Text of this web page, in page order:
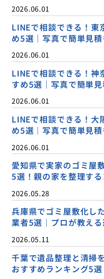
2026.06.01
LINEで相談できる！東
め5選｜写真で簡単見積
2026.06.01
LINEで相談できる！神
すめ5選｜写真で簡単見
2026.06.01
LINEで相談できる！大
め5選｜写真で簡単見積
2026.06.01
愛知県で実家のゴミ屋
5選！親の家を整理す
2026.05.28
兵庫県でゴミ屋敷化し
業者5選｜プロが教え
2026.05.11
千葉で遺品整理と清掃
おすすめランキング5